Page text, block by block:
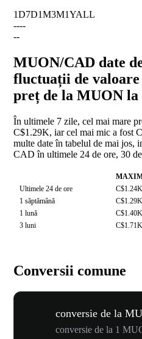
1D7D1M3M1YALL
----
--
MUON/CAD date
fluctuații de
preț de la MUON la
În ultimele 7 zile, cel mai mare
C$1.29K, iar cel mai mic a fost
multe date în tabelul de mai jos,
CAD în ultimele 24 de ore, 30
Ultimele 24 de ore
C$1.24K
1 săptămână
C$1.29K
1 lună
C$1.40K
3 luni
C$1.71K
Conversii comune
conversie de la
conversie de la 1